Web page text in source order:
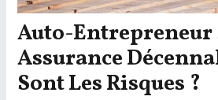
Auto-Entrepreneur
Assurance
Sont Les Risques ?